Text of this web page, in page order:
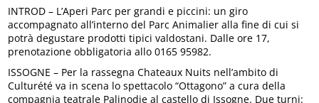
INTROD – L’Aperi Parc per grandi e piccini: un giro
accompagnato all’interno del Parc Animalier alla fine di cui si
potrà degustare prodotti tipici valdostani. Dalle ore 17,
prenotazione obbligatoria allo 0165 95982.
ISSOGNE – Per la rassegna Chateaux Nuits nell’ambito di
Culturété va in scena lo spettacolo “Ottagono” a cura della
compagnia teatrale Palinodie al castello di Issogne. Due turni: